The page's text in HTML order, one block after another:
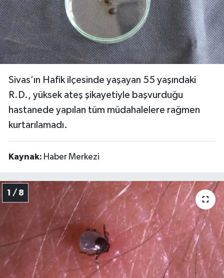
Sivas’ın Hafik ilçesinde yaşayan 55 yaşındaki
R.D., yüksek ateş şikayetiyle başvurduğu
hastanede yapılan tüm müdahalelere rağmen
kurtarılamadı.
Kaynak: Haber Merkezi
1 / 8